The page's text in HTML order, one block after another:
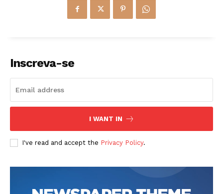
Inscreva-se
I WANT IN
I've read and accept the Privacy Policy.